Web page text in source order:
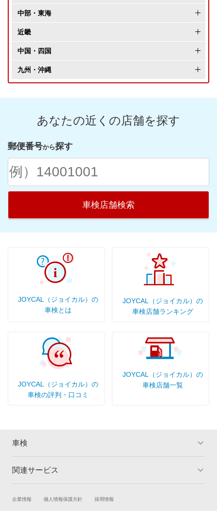
青森県
岩手県
秋田県
福島県
東京都
神奈川県
千葉県
埼玉県
茨城県
栃木県
中部・東海
長野県
新潟県
富山県
石川県
三重県
近畿
大阪府
兵庫県
京都府
中国・四国
岡山県
香川県
高知県
九州・沖縄
熊本県
大分県
宮崎県
鹿児島県
あなたの近くの店舗を探す
郵便番号から探す
車検店舗検索
JOYCAL（ジョイカル）の
車検とは
JOYCAL（ジョイカル）の
車検店舗ランキング
JOYCAL（ジョイカル）の
車検の評判・口コミ
JOYCAL（ジョイカル）の
車検店舗一覧
車検
トップ
車検の基礎知識 キャンペーン一覧
関連サービス
試乗・商談 新車購入
企業情報 個人情報保護方針 採用情報